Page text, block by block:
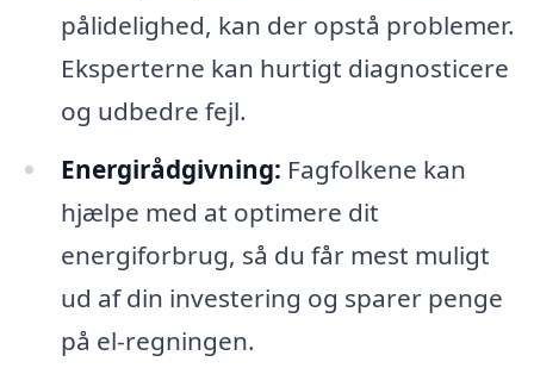
pålidelighed, kan der opstå problemer.
Eksperterne kan hurtigt diagnosticere
og udbedre fejl.
Energirådgivning: Fagfolkene kan
hjælpe med at optimere dit
energiforbrug, så du får mest muligt
ud af din investering og sparer penge
på el-regningen.